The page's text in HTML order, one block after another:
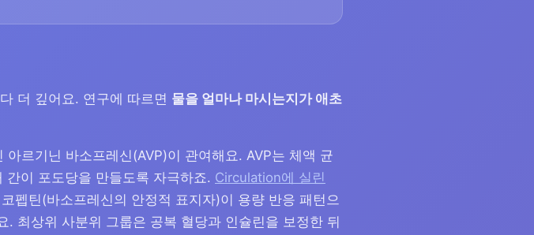
더 깊어요. 연구에 따르면 물을 얼마나 마시는지가 애초
르기닌 바소프레신(AVP)이 관여해요. AVP는 체액 균
이 포도당을 만들도록 자극하죠. Circulation에 실린
펩틴(바소프레신의 안정적 표지자)이 용량 반응 패턴으
최상위 사분위 그룹은 공복 혈당과 인슐린을 보정한 뒤